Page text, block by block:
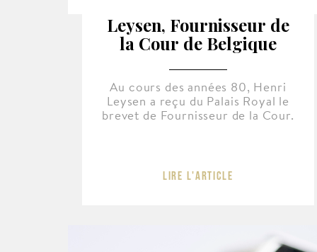
Leysen, Fournisseur de
la Cour de Belgique
Au cours des années 80, Henri
Leysen a reçu du Palais Royal le
brevet de Fournisseur de la Cour.
Lire l'article